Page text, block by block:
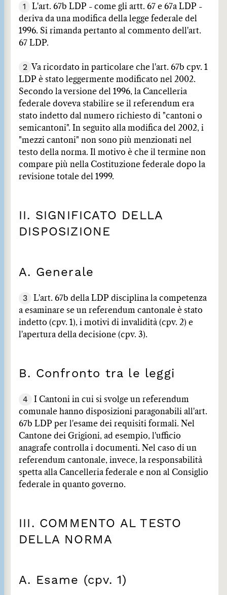
1
L'art. 67b LDP - come gli artt. 67 e 67a LDP -
deriva da una modifica della legge federale del
1996. Si rimanda pertanto al commento dell'art.
67 LDP.
2 Va ricordato in particolare che l'art. 67b cpv. 1
LDP è stato leggermente modificato nel 2002.
Secondo la versione del 1996, la Cancelleria
federale doveva stabilire se il referendum era
stato indetto dal numero richiesto di "cantoni o
semicantoni". In seguito alla modifica del 2002, i
"mezzi cantoni" non sono più menzionati nel
testo della norma. Il motivo è che il termine non
compare più nella Costituzione federale dopo la
revisione totale del 1999.
II. SIGNIFICATO DELLA
DISPOSIZIONE
A. Generale
3
L'art. 67b della LDP disciplina la competenza
a esaminare se un referendum cantonale è stato
indetto (cpv. 1), i motivi di invalidità (cpv. 2) e
l'apertura della decisione (cpv. 3).
B. Confronto tra le leggi
4
I Cantoni in cui si svolge un referendum
comunale hanno disposizioni paragonabili all'art.
67b LDP per l'esame dei requisiti formali. Nel
Cantone dei Grigioni, ad esempio, l'ufficio
anagrafe controlla i documenti. Nel caso di un
referendum cantonale, invece, la responsabilità
spetta alla Cancelleria federale e non al Consiglio
federale in quanto governo.
III. COMMENTO AL TESTO
DELLA NORMA
A. Esame (cpv. 1)